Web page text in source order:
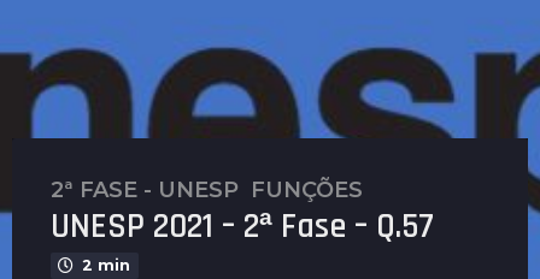
5
a
2ª FASE - UNESP ,FUNÇÕES
UNESP 2021 – 2ª Fase – Q.57
2 min